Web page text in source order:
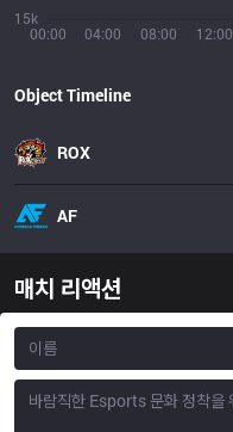
00:00 04:00 08:00 12:00
15k
Object Timeline
ROX
AF
매치 리액션